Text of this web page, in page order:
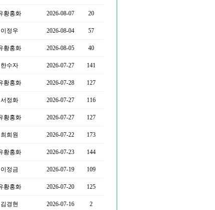
황홍화 2026-08-07 20
이정우 2026-08-04 57
황홍화 2026-08-05 40
한수자 2026-07-27 141
황홍화 2026-07-28 127
서정화 2026-07-27 116
황홍화 2026-07-27 127
최희원 2026-07-22 173
황홍화 2026-07-23 144
이정금 2026-07-19 109
황홍화 2026-07-20 125
김경현 2026-07-16 2